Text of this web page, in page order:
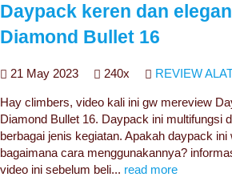
Daypack keren dan
Diamond Bullet 16
21 May 2023 240x REVIEW
Hay climbers, video kali ini gw mereview
Diamond Bullet 16. Daypack ini multifungsi
berbagai jenis kegiatan. Apakah daypack ini
bagaimana cara menggunakannya?
video ini sebelum beli... read more